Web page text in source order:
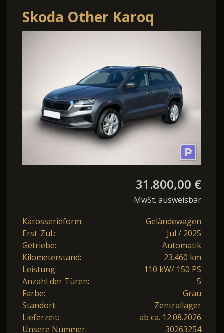
Skoda Other Karoq
Selection 1.5 TSI
31.800,00 €
MwSt. ausweisbar
Karosserieform:
Geländewagen
Erst-Zul.:
Jul / 2025
Getriebe:
Automatik
Kilometerstand:
23.460 km
Leistung:
110 kW/ 150 PS
Anzahl der Türen:
5
Farbe:
Grau
Standort:
Zentrallager
Lieferzeit:
ab ca. 12.08.2026
Unsere Nummer:
30263254